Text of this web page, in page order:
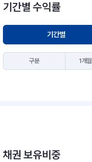
기간별 수익률
기간별
구분 1개월
채권 보유비중